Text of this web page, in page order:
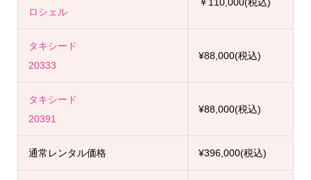
ロシェル
タキシード
20333
¥88,000(税込)
タキシード
20391
¥88,000(税込)
通常レンタル価格 ¥396,000(税込)